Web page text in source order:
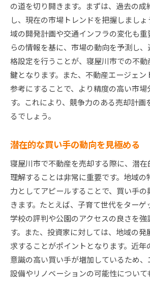
の道を切り開きます。まずは、過去の
し、現在の市場トレンドを把握しまし
域の開発計画や交通インフラの変化も
らの情報を基に、市場の動向を予測し
格設定を行うことが、寝屋川市での不動
鍵となります。また、不動産エージェン
参考にすることで、より精度の高い市場
す。これにより、競争力のある売却計画
るでしょう。
潜在的な買い手の動向を見極める
寝屋川市で不動産を売却する際に、潜
理解することは非常に重要です。地域の
力としてアピールすることで、買い手
きます。たとえば、子育て世代をターゲ
学校の評判や公園のアクセスの良さを
す。また、投資家に対しては、地域の
求することがポイントとなります。近年
意識の高い買い手が増加しているため
設備やリノベーションの可能性につい